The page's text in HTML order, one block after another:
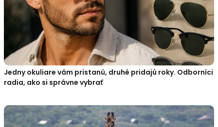
Jedny okuliare vám pristanú, druhé pridajú roky. Odborníci
radia, ako si správne vybrať